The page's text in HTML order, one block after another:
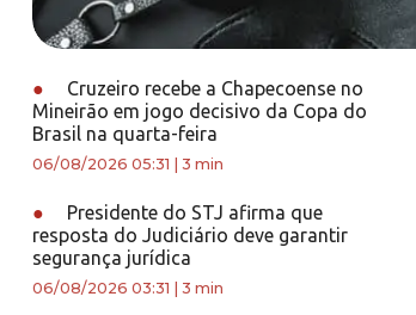
●
Cruzeiro recebe a Chapecoense no
Mineirão em jogo decisivo da Copa do
Brasil na quarta-feira
06/08/2026 05:31 3 min
●
Presidente do STJ afirma que
resposta do Judiciário deve garantir
segurança jurídica
06/08/2026 03:31 3 min